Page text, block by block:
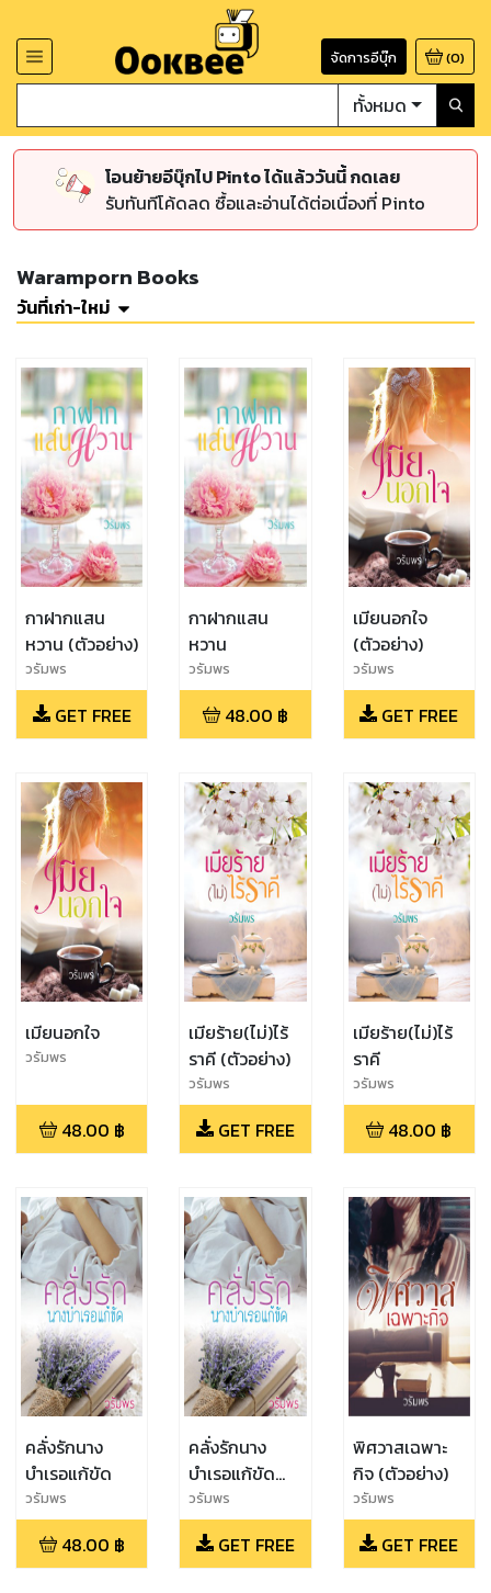
จัดการอีบุ๊ก (0)
ทั้งหมด
โอนย้ายอีบุ๊กไป Pinto ได้แล้ววันนี้ กดเลย
รับทันทีโค้ดลด ซื้อและอ่านได้ต่อเนื่องที่ Pinto
Waramporn Books
วันที่เก่า-ใหม่
กาฝากแสน
หวาน (ตัวอย่าง)
วรัมพร
GET FREE
กาฝากแสน
หวาน
วรัมพร
48.00 ฿
เมียนอกใจ
(ตัวอย่าง)
วรัมพร
GET FREE
เมียนอกใจ
วรัมพร
48.00 ฿
เมียร้าย(ไม่)ไร้
ราคี (ตัวอย่าง)
วรัมพร
GET FREE
เมียร้าย(ไม่)ไร้
ราคี
วรัมพร
48.00 ฿
คลั่งรักนาง
บำเรอแก้ขัด
วรัมพร
48.00 ฿
คลั่งรักนาง
บำเรอแก้ขัด
(ตัวอย่าง)
วรัมพร
GET FREE
พิศวาสเฉพาะ
กิจ (ตัวอย่าง)
วรัมพร
GET FREE